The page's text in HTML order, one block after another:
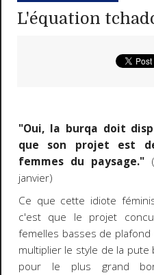
L'équation
"Oui, la burqa doit
que son projet est
femmes du paysage."
janvier)
Ce que cette idiote
c'est que le projet
femelles basses de
multiplier le style de la pute
pour le plus grand